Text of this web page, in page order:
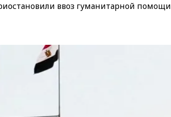
ввоз гуманитарной помощи